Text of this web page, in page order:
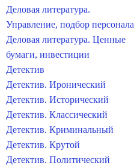
Деловая литература.
Управление, подбор персонала
Деловая литература. Ценные
бумаги, инвестиции
Детектив
Детектив. Иронический
Детектив. Исторический
Детектив. Классический
Детектив. Криминальный
Детектив. Крутой
Детектив. Политический